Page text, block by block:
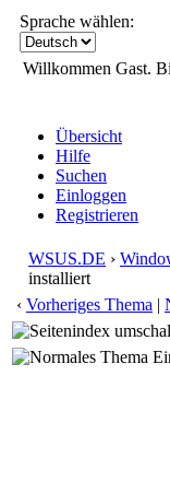
Sprache wählen:
Willkommen Gast.
Übersicht
Hilfe
Suchen
Einloggen
Registrieren
WSUS.DE ›
installiert
‹ Vorheriges Thema |